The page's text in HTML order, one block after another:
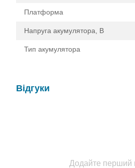
Платформа
Напруга акумулятора, В
Тип акумулятора
Відгуки
Додайте перший